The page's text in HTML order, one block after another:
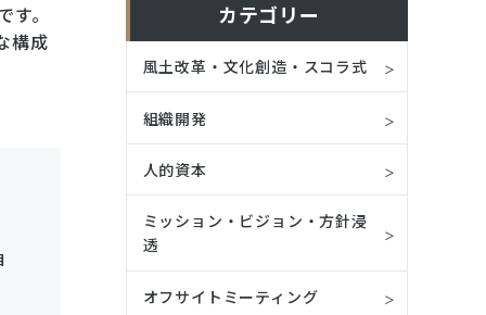
。
構成
カテゴリー
風土改革・文化創造・スコラ式
組織開発
人的資本
ミッション・ビジョン・方針浸
透
オフサイトミーティング